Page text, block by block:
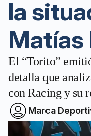
la
Matías
El “Torito”
detalla que
con Racing y su
Marca